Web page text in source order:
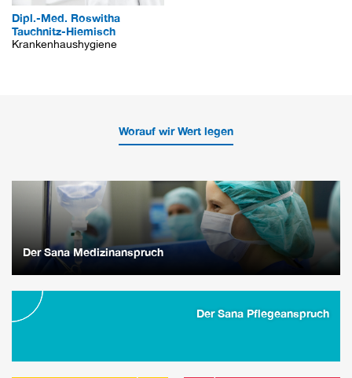
Dipl.-Med. Roswitha
Tauchnitz-Hiemisch
Krankenhaushygiene
Worauf wir Wert legen
Der Sana Medizinanspruch
Der Sana Pflegeanspruch